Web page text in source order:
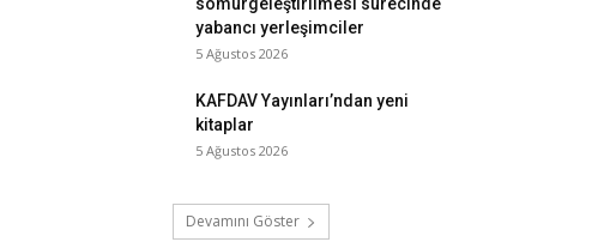
yabancı yerleşimciler
5 Ağustos 2026
KAFDAV Yayınları’ndan yeni
kitaplar
5 Ağustos 2026
Devamını Göster